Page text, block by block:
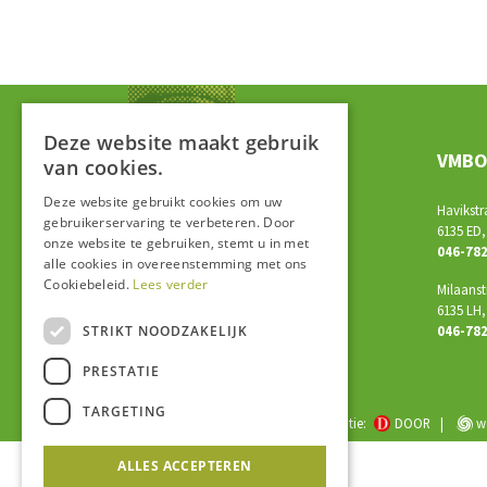
VMBO
6135
046-
6135
046-
© 2026 DaCapo | Website in co-creatie: DOOR |
Deze website maakt gebruik
van cookies.
Deze website gebruikt cookies om uw
gebruikerservaring te verbeteren. Door
onze website te gebruiken, stemt u in met
alle cookies in overeenstemming met ons
Cookiebeleid. Lees verder
STRIKT NOODZAKELIJK
PRESTATIE
TARGETING
ALLES ACCEPTEREN